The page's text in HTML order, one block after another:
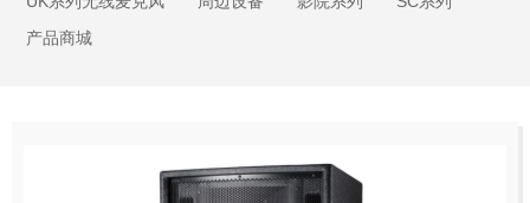
产品商城